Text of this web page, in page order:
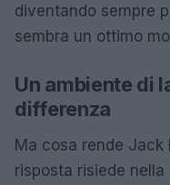
diventando sempre
sembra un ottimo
Un ambiente di
differenza
Ma cosa rende Jack
risposta risiede